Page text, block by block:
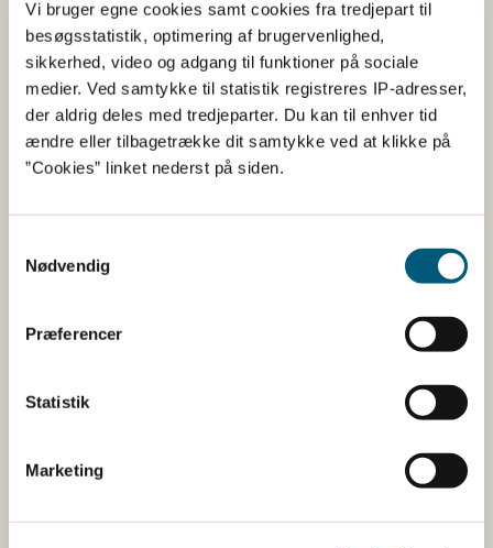
Vi bruger egne cookies samt cookies fra tredjepart til
besøgsstatistik, optimering af brugervenlighed,
sikkerhed, video og adgang til funktioner på sociale
medier. Ved samtykke til statistik registreres IP-adresser,
der aldrig deles med tredjeparter. Du kan til enhver tid
ændre eller tilbagetrække dit samtykke ved at klikke på
”Cookies” linket nederst på siden.
Nødvendig
Præferencer
Statistik
Marketing
Inspiration
Læs cases om, hvordan forskellige spisesteder
arbejder med økologi og spisemærket.